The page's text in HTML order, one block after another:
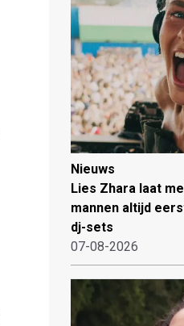
Nieuws
Lies Zhara laat
mannen altijd
dj-sets
07-08-2026